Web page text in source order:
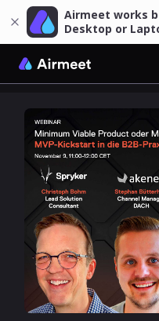
Airmeet works
Desktop or